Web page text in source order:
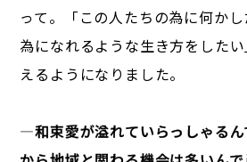
って。「この人たちの為に何か
為になれるような生き方をした
えるようになりました。
―和束愛が溢れていらっしゃる